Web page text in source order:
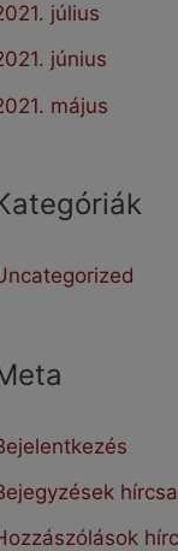
július
június
május